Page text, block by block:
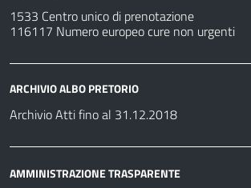
1533 Centro unico di prenotazione
116117 Numero europeo cure non urgenti
ARCHIVIO ALBO PRETORIO
Archivio Atti fino al 31.12.2018
AMMINISTRAZIONE TRASPARENTE